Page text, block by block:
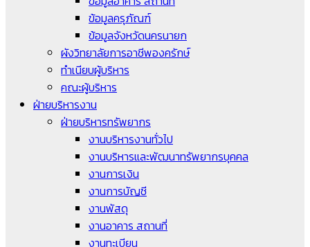
ข้อมูลครุภัณฑ์
ข้อมูลจังหวัดนครนายก
ผังวิทยาลัยการอาชีพองครักษ์
ทำเนียบผู้บริหาร
คณะผู้บริหาร
ฝ่ายบริหารงาน
ฝ่ายบริหารทรัพยากร
งานบริหารงานทั่วไป
งานบริหารและพัฒนาทรัพยากรบุคคล
งานการเงิน
งานการบัญชี
งานพัสดุ
งานอาคาร สถานที่
งานทะเบียน